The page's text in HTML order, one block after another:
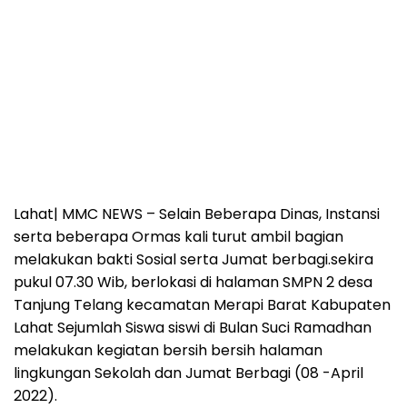
Lahat| MMC NEWS – Selain Beberapa Dinas, Instansi
serta beberapa Ormas kali turut ambil bagian
melakukan bakti Sosial serta Jumat berbagi.sekira
pukul 07.30 Wib, berlokasi di halaman SMPN 2 desa
Tanjung Telang kecamatan Merapi Barat Kabupaten
Lahat Sejumlah Siswa siswi di Bulan Suci Ramadhan
melakukan kegiatan bersih bersih halaman
lingkungan Sekolah dan Jumat Berbagi (08 -April
2022).